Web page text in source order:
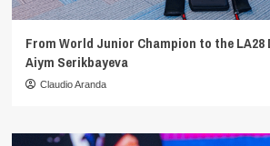
From World Junior Champion to the LA28
Aiym Serikbayeva
Claudio Aranda